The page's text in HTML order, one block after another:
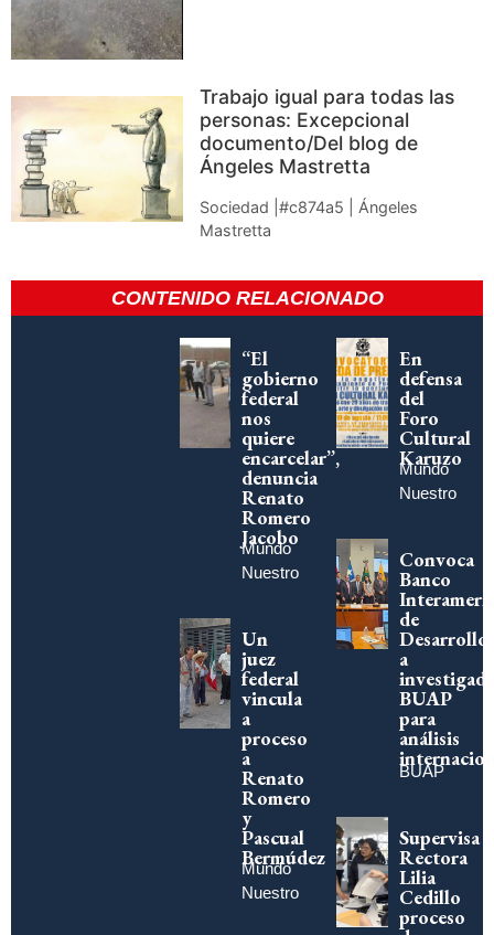
Trabajo igual para todas las
personas: Excepcional
documento/Del blog de
Ángeles Mastretta
Sociedad |#c874a5 | Ángeles
Mastretta
CONTENIDO RELACIONADO
“El
gobierno
federal
nos
quiere
encarcelar”,
denuncia
Renato
Romero
Jacobo
Mundo
Nuestro
Un
juez
federal
vincula
a
proceso
a
Renato
Romero
y
Pascual
Bermúdez
Mundo
Nuestro
En
defensa
del
Foro
Cultural
Karuzo
Mundo
Nuestro
Convoca
Banco
de
Desarrollo
a
BUAP
para
análisis
BUAP
Supervisa
Rectora
Lilia
Cedillo
proceso